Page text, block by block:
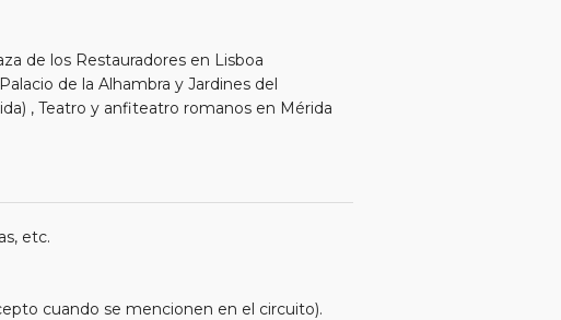
de los Restauradores en Lisboa
de la Alhambra y Jardines del
, Teatro y anfiteatro romanos en Mérida
etc.
cuando se mencionen en el circuito).